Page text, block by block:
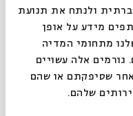
ולנתח את תנועת
מידע על אופן
מתחומי המדיה
גורמים אלה עשויים
שסיפקתם או שהם
שלהם.